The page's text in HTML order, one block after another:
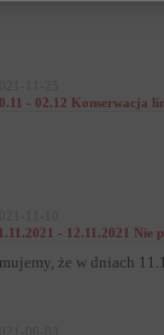
- 02.12 Konserwacja
- 12.11.2021 Nie
że w dniach